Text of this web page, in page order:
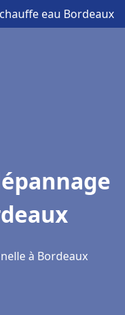
eau Bordeaux
à Bordeaux